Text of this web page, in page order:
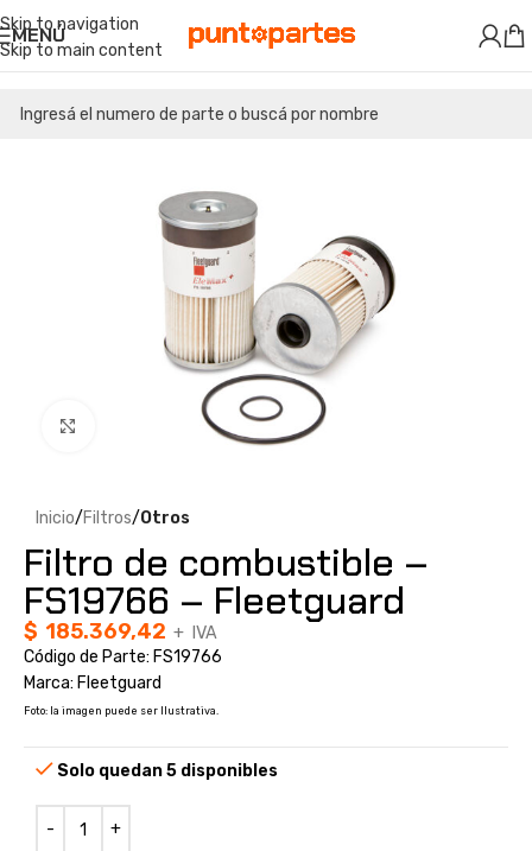
Skip to navigation
Skip to main content
MENÚ
Clic para ampliar
Inicio Filtros Otros
Filtro de combustible –
FS19766 – Fleetguard
$ 185.369,42 + IVA
Código de Parte: FS19766
Marca: Fleetguard
Foto: la imagen puede ser Ilustrativa.
Solo quedan 5 disponibles